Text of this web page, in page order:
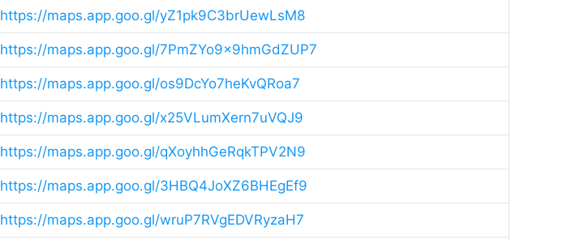
https://maps.app.goo.gl/yZ1pk9C3brUewLsM8
https://maps.app.goo.gl/7PmZYo9x9hmGdZUP7
https://maps.app.goo.gl/os9DcYo7heKvQRoa7
https://maps.app.goo.gl/x25VLumXern7uVQJ9
https://maps.app.goo.gl/qXoyhhGeRqkTPV2N9
https://maps.app.goo.gl/3HBQ4JoXZ6BHEgEf9
https://maps.app.goo.gl/wruP7RVgEDVRyzaH7